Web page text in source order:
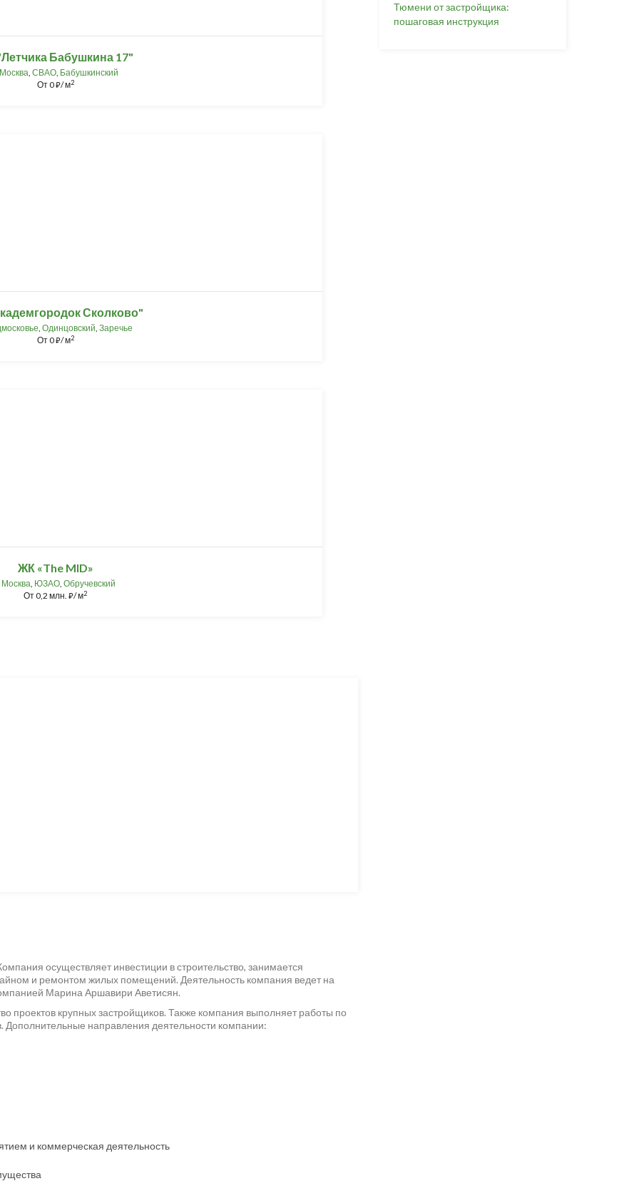
Бабушкина 17"
, СВАО, Бабушкинский
От0⃏/ м2
Сколково"
, Одинцовский, Заречье
От0⃏/ м2
ЖК «The MID»
Москва, ЮЗАО,Обручевский
От0,2 млн.⃏/ м2
осуществляет инвестиции в строительство, занимается
и ремонтом жилых помещений. Деятельность компания ведет на
Марина Аршавири Аветисян.
проектов крупных застройщиков. Также компания выполняет работы по
Дополнительные направления деятельности компании:
и коммерческая деятельность
Тюмени от застройщика:
пошаговая инструкция